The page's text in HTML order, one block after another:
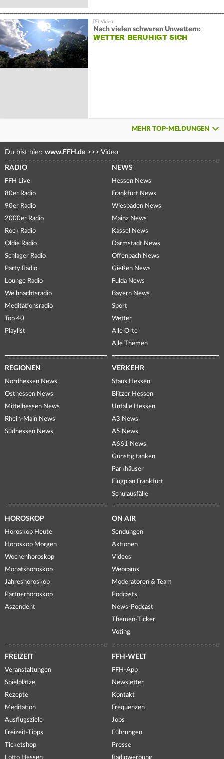
Nach vielen schweren Unwettern:
WETTER BERUHIGT SICH
MEHR TOP-MELDUNGEN
Du bist hier: www.FFH.de >>> Video
RADIO
FFH Live
80er Radio
90er Radio
2000er Radio
Rock Radio
Oldie Radio
Schlager Radio
Party Radio
Lounge Radio
Weihnachtsradio
Meditationsradio
Top 40
Playlist
NEWS
Hessen News
Frankfurt News
Wiesbaden News
Mainz News
Kassel News
Darmstadt News
Offenbach News
Gießen News
Fulda News
Bayern News
Sport
Wetter
Alle Orte
Alle Themen
REGIONEN
Nordhessen News
Osthessen News
Mittelhessen News
Rhein-Main News
Südhessen News
VERKEHR
Staus Hessen
Blitzer Hessen
Unfälle Hessen
A3 News
A5 News
A661 News
Günstig tanken
Parkhäuser
Flugplan Frankfurt
Schulausfälle
HOROSKOP
Horoskop Heute
Horoskop Morgen
Wochenhoroskop
Monatshoroskop
Jahreshoroskop
Partnerhoroskop
Aszendent
ON AIR
Sendungen
Aktionen
Videos
Webcams
Moderatoren & Team
Podcasts
News-Podcast
Themen-Ticker
Voting
FREIZEIT
Veranstaltungen
Spielplätze
Rezepte
Meditation
Ausflugsziele
Freizeit-Tipps
Ticketshop
Lotto Hessen
FFH-WELT
FFH-App
Newsletter
Kontakt
Frequenzen
Jobs
Führungen
Presse
Radiowerbung